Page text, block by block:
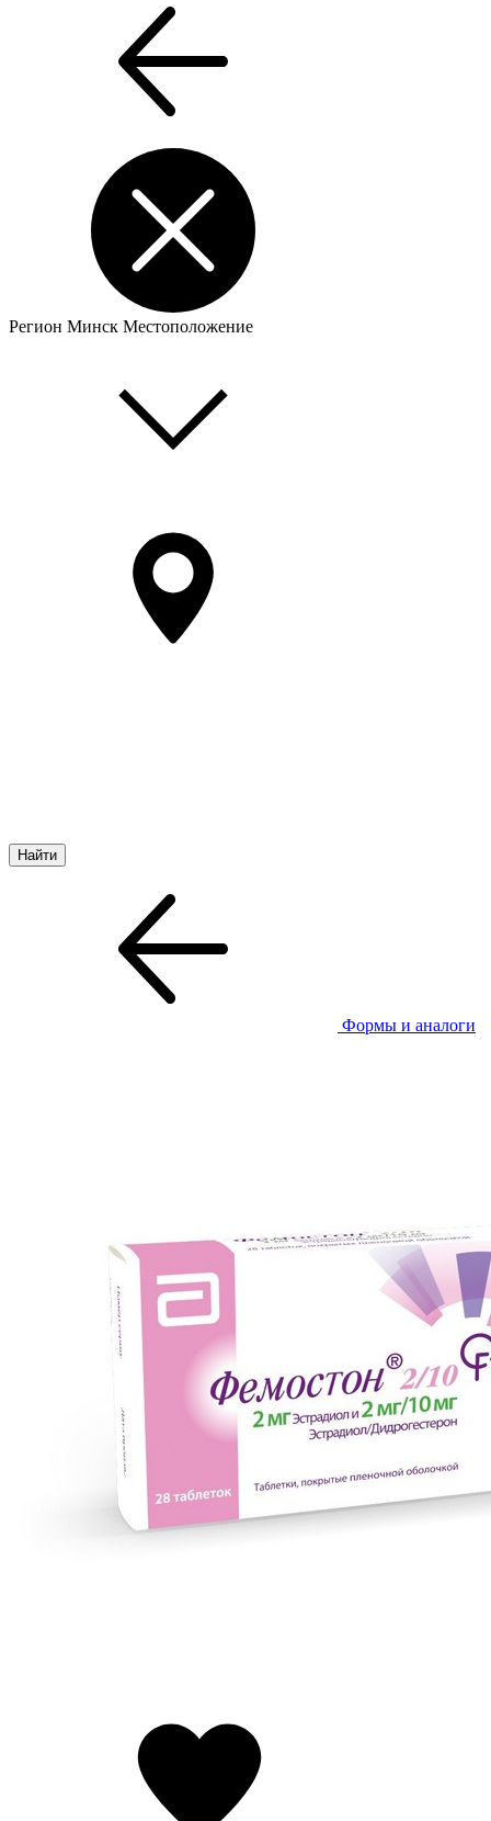
Регион Минск Местоположение
Формы и аналоги